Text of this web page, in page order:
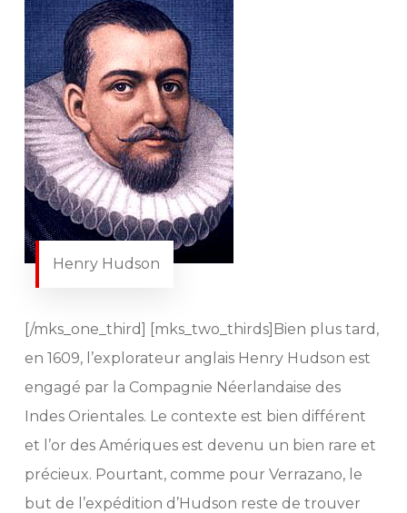
Henry Hudson
[/mks_one_third] [mks_two_thirds]Bien plus tard,
en 1609, l’explorateur anglais Henry Hudson est
engagé par la Compagnie Néerlandaise des
Indes Orientales. Le contexte est bien différent
et l’or des Amériques est devenu un bien rare et
précieux. Pourtant, comme pour Verrazano, le
but de l’expédition d’Hudson reste de trouver